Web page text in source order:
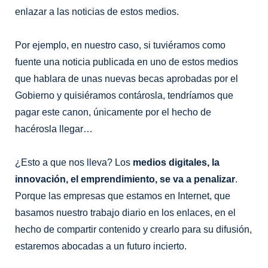
enlazar a las noticias de estos medios.
Por ejemplo, en nuestro caso, si tuviéramos como
fuente una noticia publicada en uno de estos medios
que hablara de unas nuevas becas aprobadas por el
Gobierno y quisiéramos contárosla, tendríamos que
pagar este canon, únicamente por el hecho de
hacérosla llegar…
¿Esto a que nos lleva? Los medios digitales, la
innovación, el emprendimiento, se va a penalizar.
Porque las empresas que estamos en Internet, que
basamos nuestro trabajo diario en los enlaces, en el
hecho de compartir contenido y crearlo para su difusión,
estaremos abocadas a un futuro incierto.